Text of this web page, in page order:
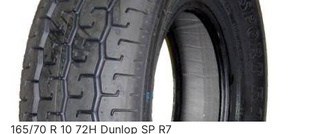
165/70 R 10 72H Dunlop SP R7